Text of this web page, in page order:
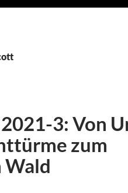
3: Von
zum
Wald